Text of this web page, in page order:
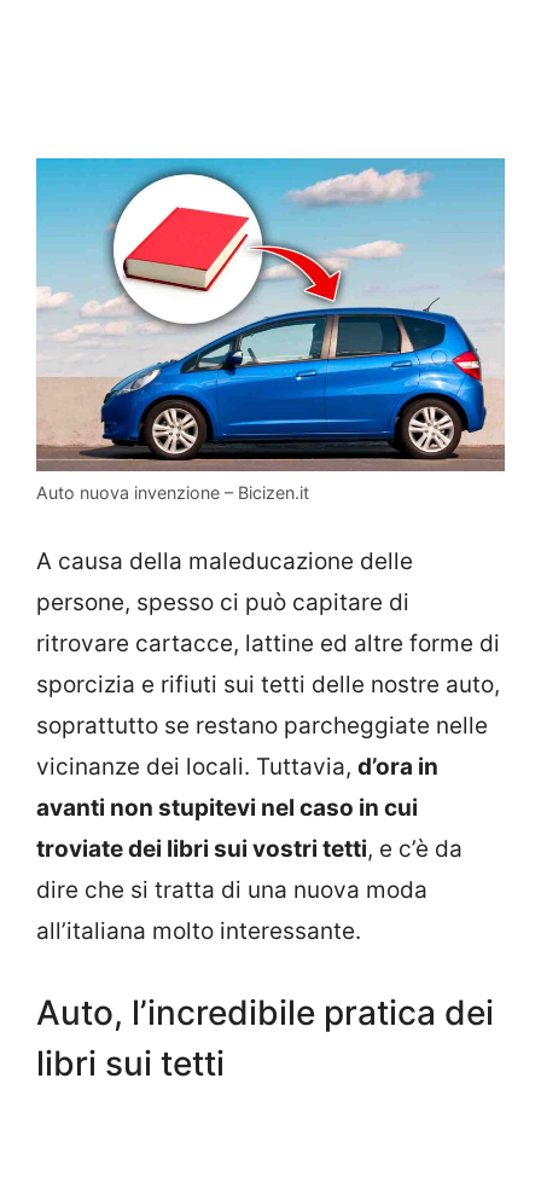
Auto nuova invenzione – Bicizen.it
A causa della maleducazione delle
persone, spesso ci può capitare di
ritrovare cartacce, lattine ed altre forme di
sporcizia e rifiuti sui tetti delle nostre auto,
soprattutto se restano parcheggiate nelle
vicinanze dei locali. Tuttavia, d’ora in
avanti non stupitevi nel caso in cui
troviate dei libri sui vostri tetti, e c’è da
dire che si tratta di una nuova moda
all’italiana molto interessante.
Auto, l’incredibile pratica dei
libri sui tetti